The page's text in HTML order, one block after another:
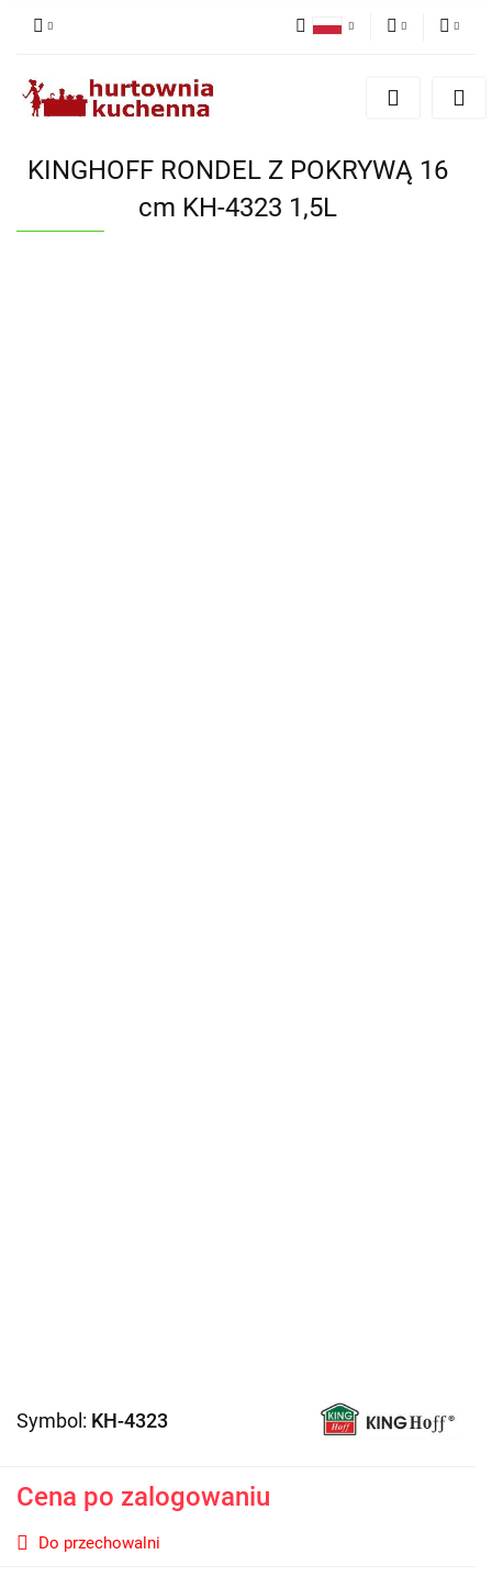
Zgody cookies
KINGHOFF RONDEL Z POKRYWĄ 16
cm KH-4323 1,5L
Symbol: KH-4323
Cena po zalogowaniu
Do przechowalni